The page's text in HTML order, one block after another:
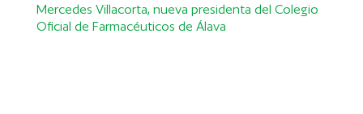
Mercedes Villacorta, nueva presidenta del Colegio
Oficial de Farmacéuticos de Álava